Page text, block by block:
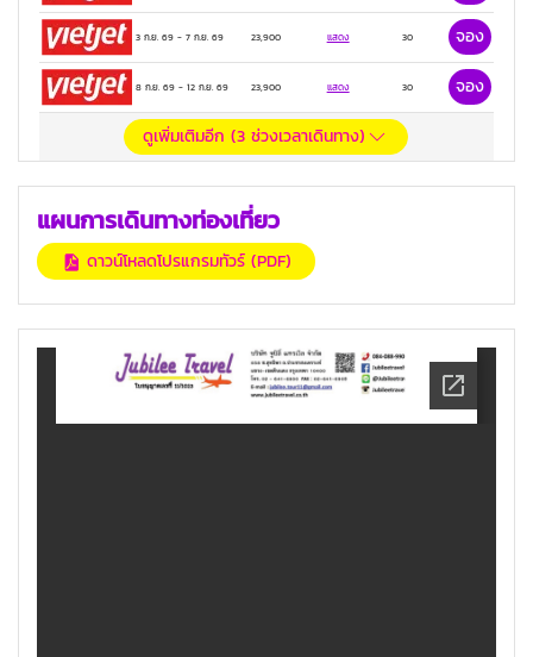
3 ก.ย. 69- 7 ก.ย. 69 23,900 แสดง 30 จอง
8 ก.ย. 69- 12 ก.ย. 69 23,900 แสดง 30
จอง
ดูเพิ่มเติมอีก (3 ช่วงเวลาเดินทาง)
แผนการเดินทางท่องเที่ยว
ดาวน์โหลดโปรแกรมทัวร์ (PDF)